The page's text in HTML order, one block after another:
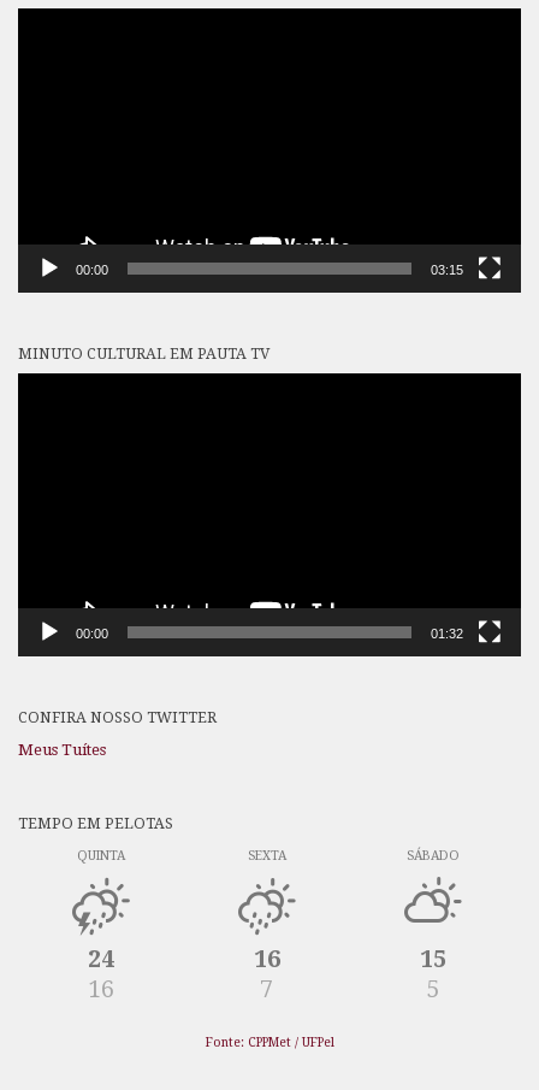
00:00 03:15
MINUTO CULTURAL EM PAUTA TV
00:00 01:32
CONFIRA NOSSO TWITTER
Meus Tuítes
TEMPO EM PELOTAS
QUINTA
24
16
SEXTA
16
7
SÁBADO
15
5
Fonte: CPPMet / UFPel